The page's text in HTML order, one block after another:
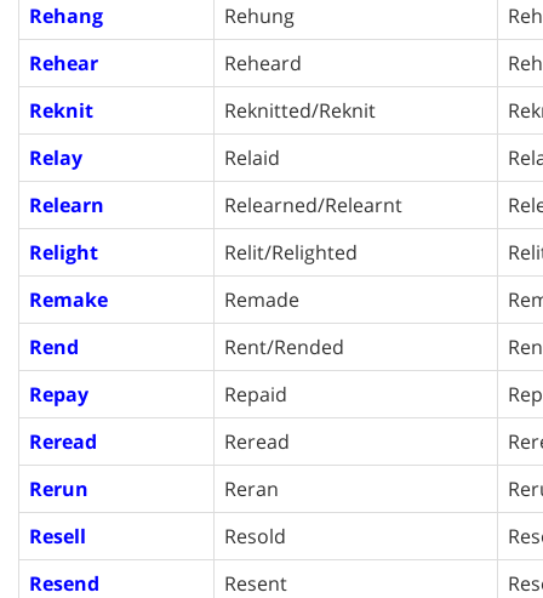
Rehang
Rehung
Rehear
Reheard
Reknit
Reknitted/Reknit
Relay
Relaid
Relearn
Relearned/Relearnt
Relight
Relit/Relighted
Remake
Remade
Rend
Rent/Rended
Repay
Repaid
Reread
Reread
Rerun
Reran
Resell
Resold
Resend
Resent